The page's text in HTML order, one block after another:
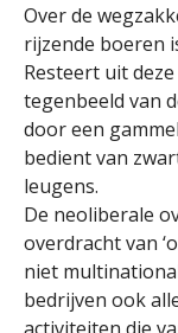
Over de
rijzende boeren
Resteert uit
tegenbeeld van
door een
bedient van
leugens.
De neoliberale
overdracht van
niet
bedrijven ook